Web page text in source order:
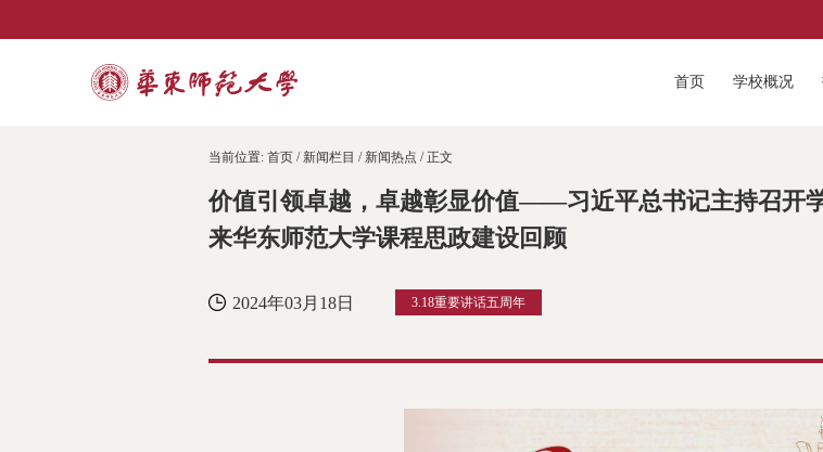
首页 学校概况
当前位置: 首页 / 新闻栏目 / 新闻热点 / 正文
价值引领卓越，卓越彰显价值——习近平总书记主持召开
来华东师范大学课程思政建设回顾
2024年03月18日 3.18重要讲话五周年